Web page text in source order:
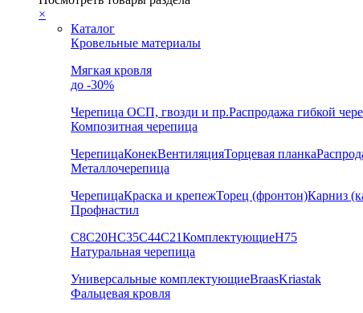
×
Каталог
Кровельные материалы
Мягкая кровля
до -30%
Черепица ОСП, гвозди и пр.Распродажа гибкой
Композитная черепица
ЧерепицаКонекВентиляцияТорцевая планка
Металлочерепица
ЧерепицаКраска и крепежТорец (фронтон)Карниз
Профнастил
С8С20НС35С44С21КомплектующиеН75
Натуральная черепица
Универсальные комплектующиеBraasKriastak
Фальцевая кровля